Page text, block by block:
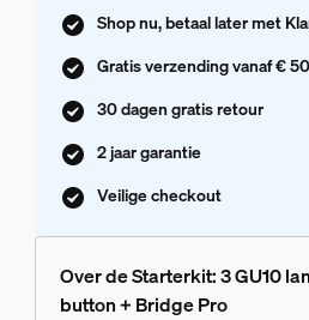
Shop nu, betaal later met
Gratis verzending vanaf €
30 dagen gratis retour
2 jaar garantie
Veilige checkout
Over de Starterkit: 3 GU10
button + Bridge Pro